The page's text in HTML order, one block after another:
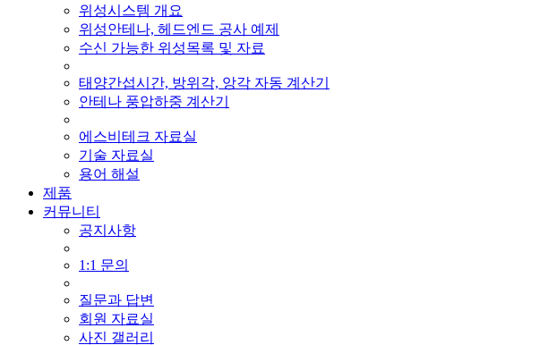
위성시스템 개요
위성안테나, 헤드엔드 공사 예제
수신 가능한 위성목록 및 자료
태양간섭시간, 방위각, 앙각 자동 계산기
안테나 풍압하중 계산기
에스비테크 자료실
기술 자료실
용어 해설
제품
커뮤니티
공지사항
1:1 문의
질문과 답변
회원 자료실
사진 갤러리